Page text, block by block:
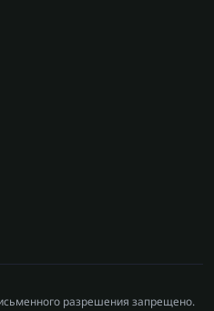
разрешения запрещено.